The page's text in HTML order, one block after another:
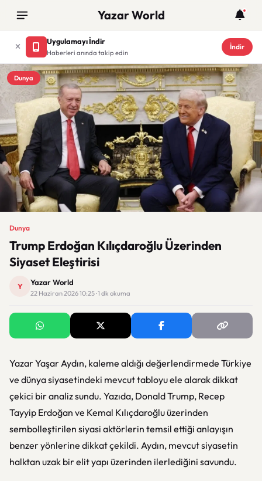
Yazar World
Uygulamayı İndir
Haberleri anında takip edin
İndir
Dunya
Dunya
Trump Erdoğan Kılıçdaroğlu Üzerinden
Siyaset Eleştirisi
Y Yazar World
22 Haziran 2026 10:25 · 1 dk okuma
Yazar Yaşar Aydın, kaleme aldığı değerlendirmede Türkiye
ve dünya siyasetindeki mevcut tabloyu ele alarak dikkat
çekici bir analiz sundu. Yazıda, Donald Trump, Recep
Tayyip Erdoğan ve Kemal Kılıçdaroğlu üzerinden
sembolleştirilen siyasi aktörlerin temsil ettiği anlayışın
benzer yönlerine dikkat çekildi. Aydın, mevcut siyasetin
halktan uzak bir elit yapı üzerinden ilerlediğini savundu.